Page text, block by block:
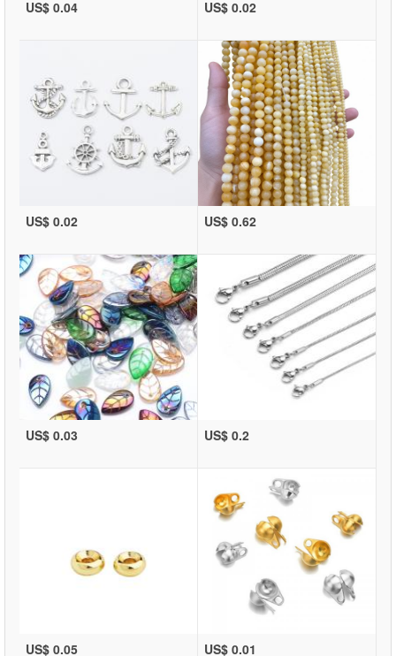
US$ 0.04 US$ 0.02
US$ 0.02 US$ 0.62
US$ 0.03 US$ 0.2
US$ 0.05 US$ 0.01